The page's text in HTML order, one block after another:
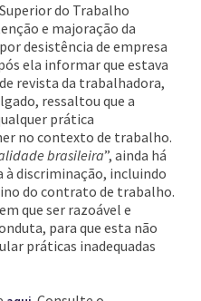
do Trabalho
e majoração da
desistência de empresa
ela informar que estava
revista da trabalhadora,
ressaltou que a
prática
no contexto de trabalho.
brasileira”, ainda há
à discriminação, incluindo
do contrato de trabalho.
que ser razoável e
para que esta não
práticas inadequadas